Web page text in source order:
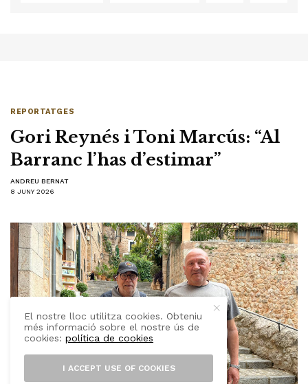
REPORTATGES
Gori Reynés i Toni Marcús: “Al
Barranc l’has d’estimar”
ANDREU BERNAT
8 JUNY 2026
El nostre lloc utilitza cookies. Obteniu
més informació sobre el nostre ús de
cookies:política de cookies
I ACCEPT USE OF COOKIES